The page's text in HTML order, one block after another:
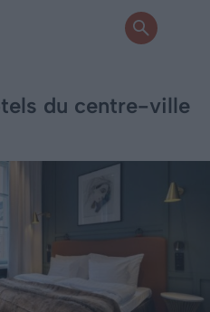
du centre-ville